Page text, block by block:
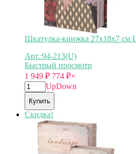
Шкатулка-книжка 27х18х7 см
Арт.:94-213(U)
Быстрый просмотр
1 949 ₽ 774 ₽×
UpDown
Купить
Скидка!